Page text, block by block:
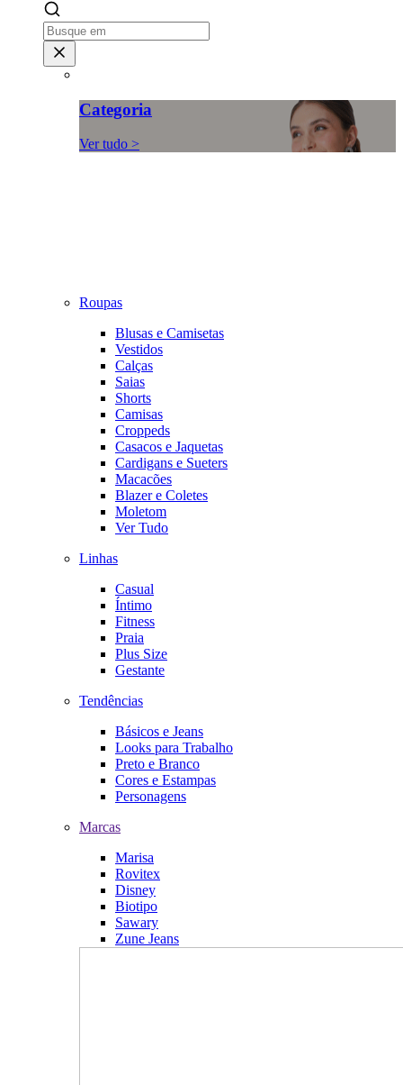
Categoria
Ver tudo >
Roupas
Blusas e Camisetas
Vestidos
Calças
Saias
Shorts
Camisas
Croppeds
Casacos e Jaquetas
Cardigans e Sueters
Macacões
Blazer e Coletes
Moletom
Ver Tudo
Linhas
Casual
Íntimo
Fitness
Praia
Plus Size
Gestante
Tendências
Básicos e Jeans
Looks para Trabalho
Preto e Branco
Cores e Estampas
Personagens
Marcas
Marisa
Rovitex
Disney
Biotipo
Sawary
Zune Jeans